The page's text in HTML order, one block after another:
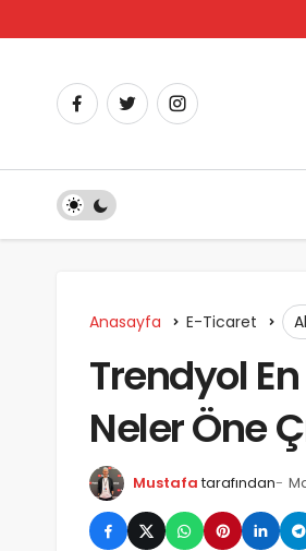
Anasayfa E-Ticaret
Trendyol
Neler Öne
Mustafa tarafından